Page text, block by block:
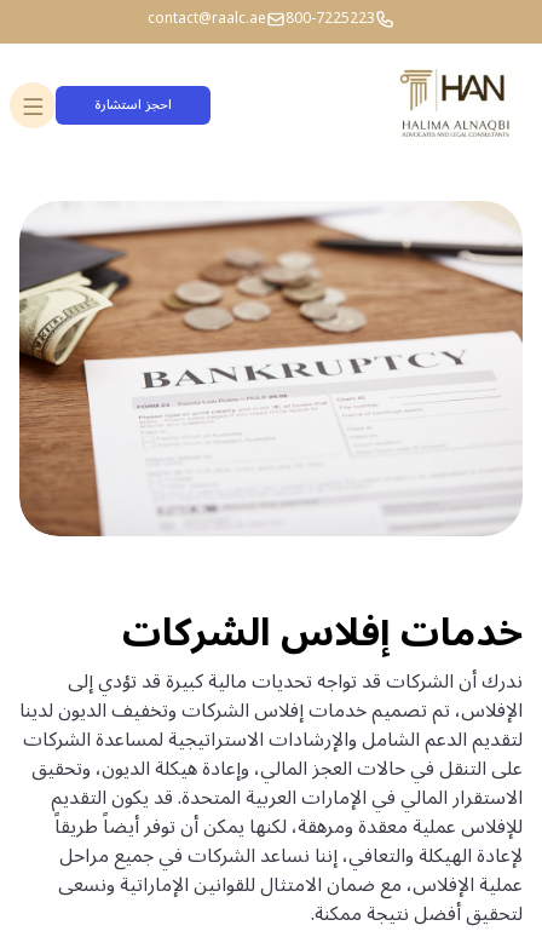
800-7225223
contact@raalc.ae
احجز استشارة
خدمات إفلاس الشركات
ندرك أن الشركات قد تواجه تحديات مالية كبيرة قد تؤدي إلى
الإفلاس، تم تصميم خدمات إفلاس الشركات وتخفيف الديون لدينا
لتقديم الدعم الشامل والإرشادات الاستراتيجية لمساعدة الشركات
على التنقل في حالات العجز المالي، وإعادة هيكلة الديون، وتحقيق
الاستقرار المالي في الإمارات العربية المتحدة. قد يكون التقديم
للإفلاس عملية معقدة ومرهقة، لكنها يمكن أن توفر أيضاً طريقاً
لإعادة الهيكلة والتعافي، إننا نساعد الشركات في جميع مراحل
عملية الإفلاس، مع ضمان الامتثال للقوانين الإماراتية ونسعى
لتحقيق أفضل نتيجة ممكنة.